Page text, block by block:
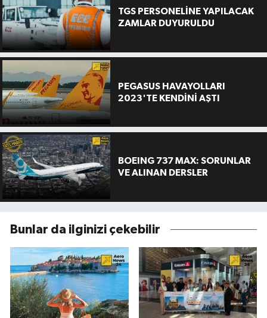
TGS PERSONELİNE YAPILACAK
ZAMLAR DUYURULDU
PEGASUS HAVAYOLLARI
2023'TE KENDİNİ AŞTI
BOEING 737 MAX: SORUNLAR
VE ALINAN DERSLER
Bunlar da ilginizi çekebilir